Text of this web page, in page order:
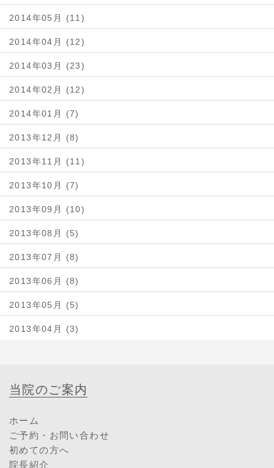
2014年05月 (11)
2014年04月 (12)
2014年03月 (23)
2014年02月 (12)
2014年01月 (7)
2013年12月 (8)
2013年11月 (11)
2013年10月 (7)
2013年09月 (10)
2013年08月 (5)
2013年07月 (8)
2013年06月 (8)
2013年05月 (5)
2013年04月 (3)
当院のご案内
ホーム
ご予約・お問い合わせ
初めての方へ
院長紹介